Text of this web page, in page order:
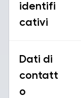
identifi
cativi
Dati di
contatt
o